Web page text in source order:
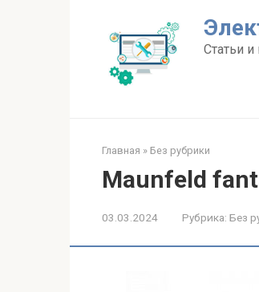
Статьи
Главная » Без рубрики
Maunfeld
03.03.2024 Рубрика: Без